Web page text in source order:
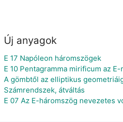
Új anyagok
E 17 Napóleon háromszögek
E 10 Pentagramma mirificum az
A gömbtől az elliptikus
Számrendszek, átváltás
E 07 Az E-háromszög nevezetes